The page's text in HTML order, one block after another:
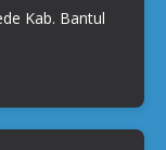
Kab. Bantul